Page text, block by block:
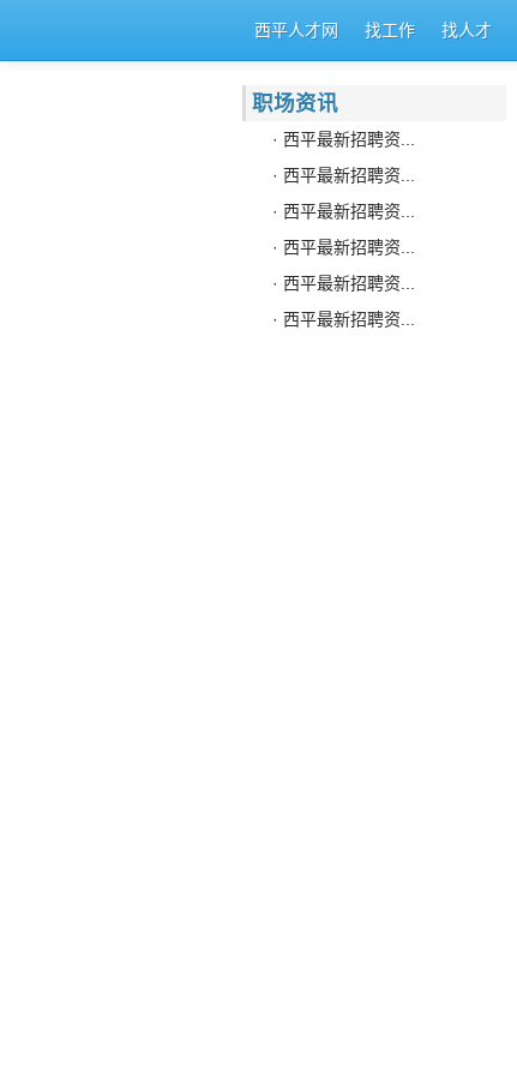
西平人才网 找工作 找人才
职场资讯
· 西平最新招聘资...
· 西平最新招聘资...
· 西平最新招聘资...
· 西平最新招聘资...
· 西平最新招聘资...
· 西平最新招聘资...